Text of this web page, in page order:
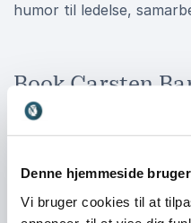
Denne hjemmeside
Vi bruger cookies til at
humor til ledelse,
Book Carsten
arrangement
Når du booker Carsten
lettere ned. Han skaber
eftertanke går hånd i